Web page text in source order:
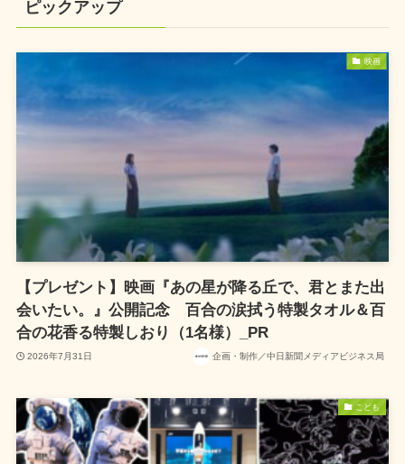
ピックアップ
映画
【プレゼント】映画『あの星が降る丘で、君とまた出
会いたい。』公開記念 百合の涙拭う特製タオル＆百
合の花香る特製しおり（1名様）_PR
2026年7月31日 企画・制作／中日新聞メディアビジネス局
こども